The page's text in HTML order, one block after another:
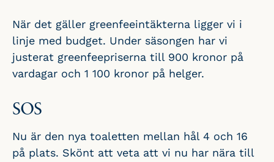
När det gäller greenfeeintäkterna ligger vi i
linje med budget. Under säsongen har vi
justerat greenfeepriserna till 900 kronor på
vardagar och 1 100 kronor på helger.
SOS
Nu är den nya toaletten mellan hål 4 och 16
på plats. Skönt att veta att vi nu har nära till